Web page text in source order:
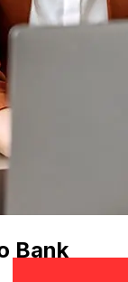
Bank